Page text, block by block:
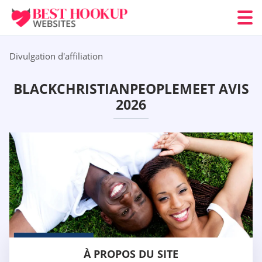
Divulgation d'affiliation
BLACKCHRISTIANPEOPLEMEET AVIS
2026
À PROPOS DU SITE